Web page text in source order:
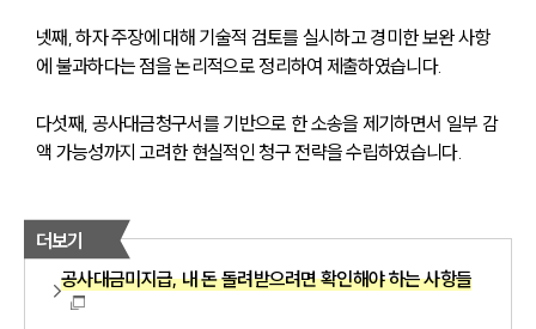
넷째, 하자 주장에 대해 기술적 검토를 실시하고 경미한 보완 사항
에 불과하다는 점을 논리적으로 정리하여 제출하였습니다.
다섯째, 공사대금청구서를 기반으로 한 소송을 제기하면서 일부 감
액 가능성까지 고려한 현실적인 청구 전략을 수립하였습니다.
더보기
공사대금미지급, 내 돈 돌려받으려면 확인해야 하는 사항들